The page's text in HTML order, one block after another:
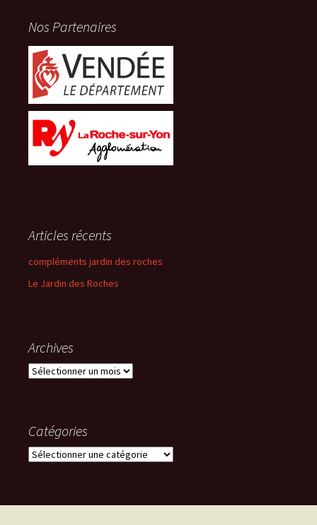
Nos Partenaires
Articles récents
compléments jardin des roches
Le Jardin des Roches
Archives
Archives
Catégories
Catégories